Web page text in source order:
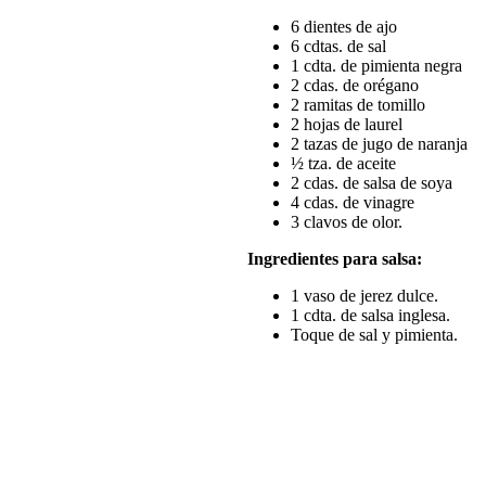
6 dientes de ajo
6 cdtas. de sal
1 cdta. de pimienta negra
2 cdas. de orégano
2 ramitas de tomillo
2 hojas de laurel
2 tazas de jugo de naranja
½ tza. de aceite
2 cdas. de salsa de soya
4 cdas. de vinagre
3 clavos de olor.
Ingredientes para salsa:
1 vaso de jerez dulce.
1 cdta. de salsa inglesa.
Toque de sal y pimienta.